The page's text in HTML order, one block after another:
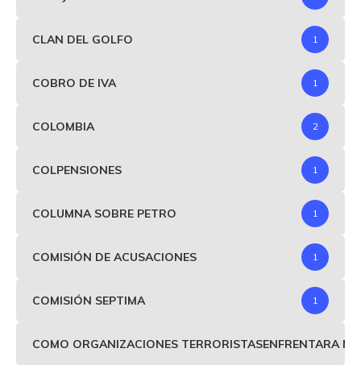
CLAN DEL GOLFO 1
COBRO DE IVA 1
COLOMBIA 2
COLPENSIONES 1
COLUMNA SOBRE PETRO 1
COMISIÓN DE ACUSACIONES 1
COMISIÓN SEPTIMA 1
COMO ORGANIZACIONES TERRORISTASENFRENTARA